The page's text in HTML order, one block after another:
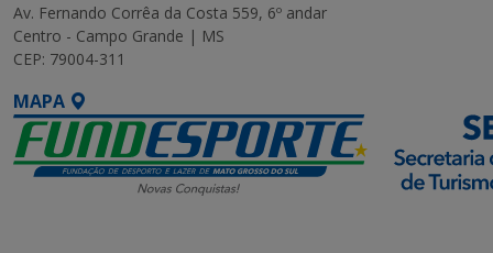
Av. Fernando Corrêa da Costa 559, 6º andar
Centro - Campo Grande | MS
CEP: 79004-311
MAPA